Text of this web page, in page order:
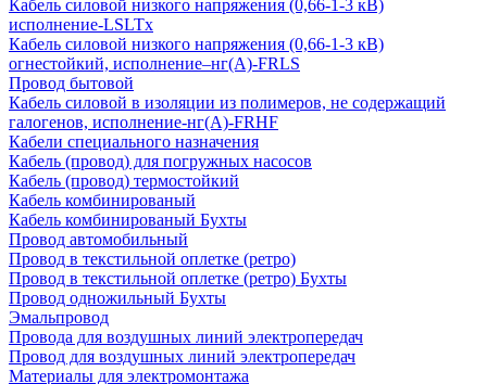
Кабель силовой низкого напряжения (0,66-1-3 кВ)
исполнение-LSLTx
Кабель силовой низкого напряжения (0,66-1-3 кВ)
огнестойкий, исполнение–нг(А)-FRLS
Провод бытовой
Кабель силовой в изоляции из полимеров, не содержащий
галогенов, исполнение-нг(А)-FRHF
Кабели специального назначения
Кабель (провод) для погружных насосов
Кабель (провод) термостойкий
Кабель комбинированый
Кабель комбинированый Бухты
Провод автомобильный
Провод в текстильной оплетке (ретро)
Провод в текстильной оплетке (ретро) Бухты
Провод одножильный Бухты
Эмальпровод
Провода для воздушных линий электропередач
Провод для воздушных линий электропередач
Материалы для электромонтажа